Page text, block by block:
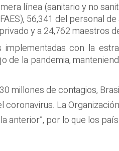
línea (sanitario y no
56,341 del personal
y a 24,762 maestros
con la
la pandemia,
millones de contagios,
La
anterior”, por lo que los